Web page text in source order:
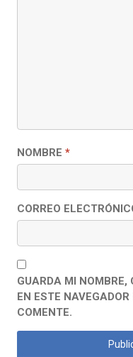
NOMBRE *
CORREO
GUARDA MI NOMBRE,
EN ESTE
COMENTE.